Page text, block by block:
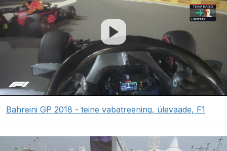
Bahreini GP 2018 - teine vabatreening, ülevaade, F1